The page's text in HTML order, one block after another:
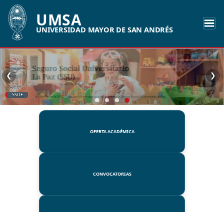
UMSA
UNIVERSIDAD MAYOR DE SAN ANDRÉS
SSUE
❮ ❯
OFERTA ACADÉMICA
CONVOCATORIAS